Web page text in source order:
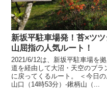
新坂平駐車場発！苔×ツ
山屈指の人気ルート！
2021/6/12は、新坂平駐車場を
道を経由して大沼・天空のブ
に戻ってくるルート。 ＜今日
山口（14時53分）-鍬柄山（...